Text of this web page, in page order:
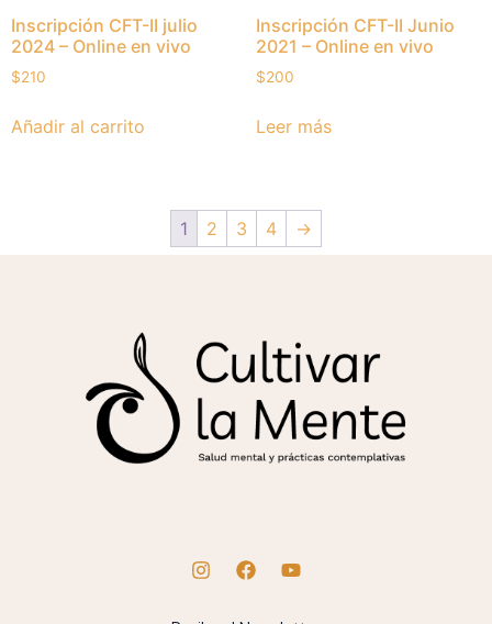
Inscripción CFT-II julio
2024 – Online en vivo
$210
Añadir al carrito
Inscripción CFT-II Junio
2021 – Online en vivo
$200
Leer más
1 2 3 4 →